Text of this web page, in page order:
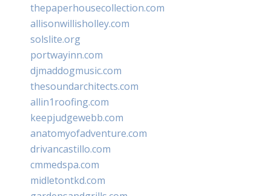
thepaperhousecollection.com
allisonwillisholley.com
solslite.org
portwayinn.com
djmaddogmusic.com
thesoundarchitects.com
allin1roofing.com
keepjudgewebb.com
anatomyofadventure.com
drivancastillo.com
cmmedspa.com
midletontkd.com